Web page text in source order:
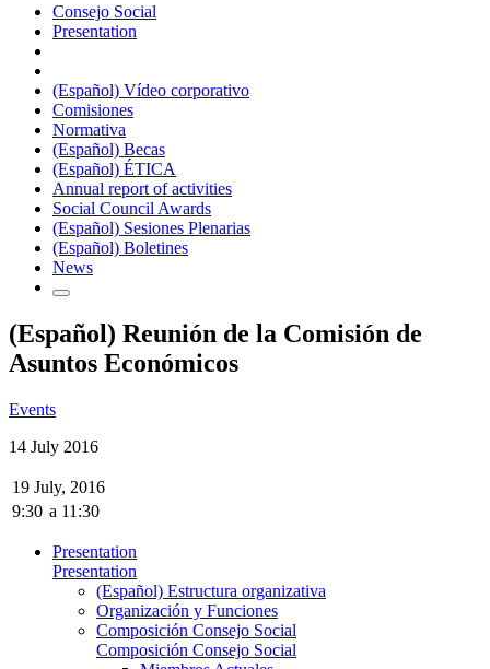
Consejo Social
Presentation
(Español) Vídeo corporativo
Comisiones
Normativa
(Español) Becas
(Español) ÉTICA
Annual report of activities
Social Council Awards
(Español) Sesiones Plenarias
(Español) Boletines
News
(Español) Reunión de la Comisión de
Asuntos Económicos
Events
14 July 2016
19 July, 2016
9:30 a 11:30
Presentation
Presentation
(Español) Estructura organizativa
Organización y Funciones
Composición Consejo Social
Composición Consejo Social